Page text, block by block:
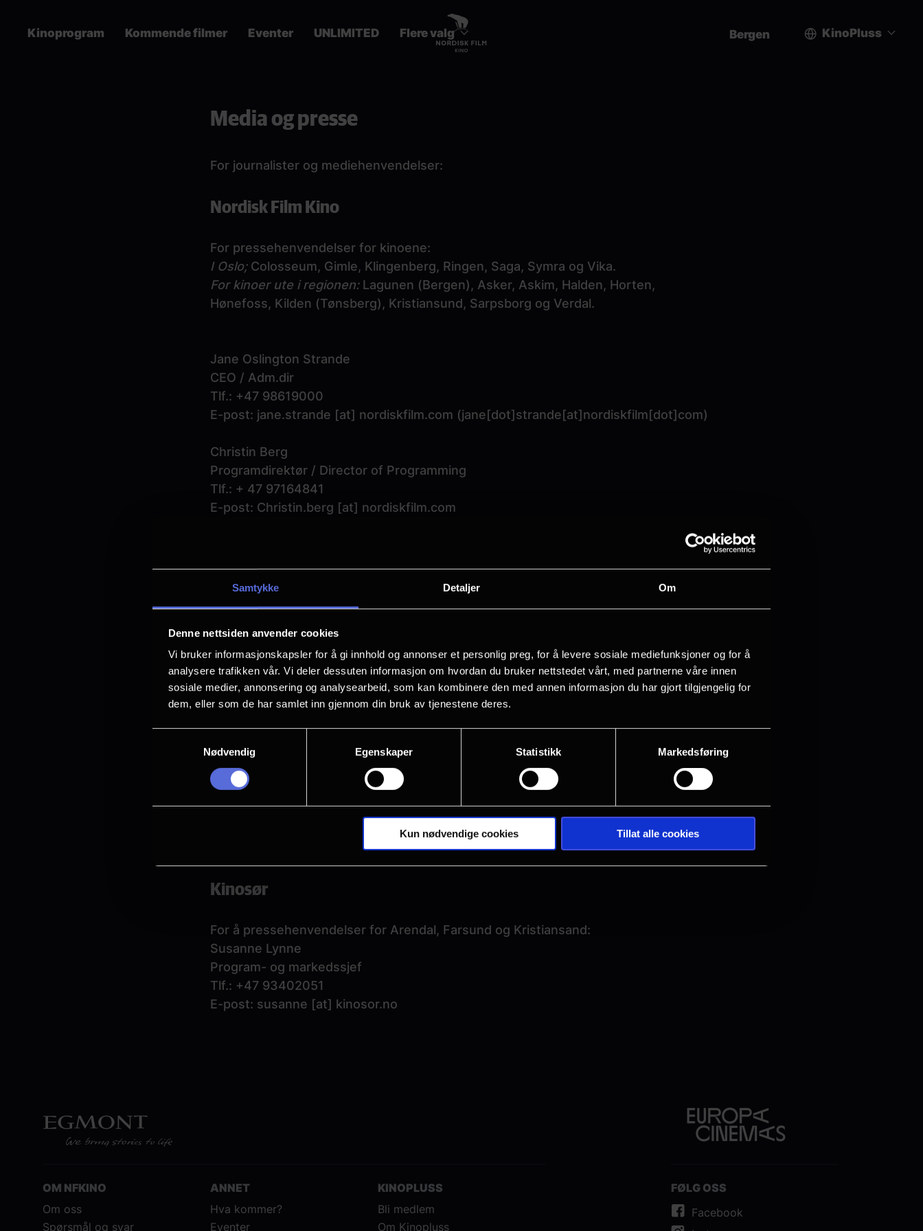
Samtykke Detaljer Om
Denne nettsiden anvender cookies
Vi bruker informasjonskapsler for å gi innhold og annonser et personlig preg, for å levere sosiale mediefunksjoner og for å
analysere trafikken vår. Vi deler dessuten informasjon om hvordan du bruker nettstedet vårt, med partnerne våre innen
sosiale medier, annonsering og analysearbeid, som kan kombinere den med annen informasjon du har gjort tilgjengelig for
dem, eller som de har samlet inn gjennom din bruk av tjenestene deres.
Nødvendig
Egenskaper Statistikk Markedsføring
Kun nødvendige cookies Tillat alle cookies
Kinoprogram Kommende filmer Eventer UNLIMITED Flere valg Bergen KinoPluss
Media og presse
For journalister og mediehenvendelser:
Nordisk Film Kino
For pressehenvendelser for kinoene:
I Oslo;Colosseum, Gimle, Klingenberg, Ringen, Saga, Symra og Vika.
For kinoer ute i regionen:Lagunen (Bergen), Asker, Askim, Halden, Horten,
Hønefoss, Kilden (Tønsberg), Kristiansund, Sarpsborg og Verdal.
Jane Oslington Strande
CEO / Adm.dir
Tlf.: +47 98619000
E-post: jane.strande [at] nordiskfilm.com (jane[dot]strande[at]nordiskfilm[dot]com)
Christin Berg
Programdirektør / Director of Programming
Tlf.: + 47 97164841
E-post: Christin.berg [at] nordiskfilm.com
Head of Content & SoMe
(haakon[dot]brataas[at]nordiskfilm[dot]com)
Drammen kino
For pressehenvendelser for Drammen:
Heidi Palm Sandberg
Adm. direktør
Tlf.: +4748217373
[at]nfkino.no
Kinosør
For å pressehenvendelser for Arendal, Farsund og Kristiansand:
Susanne Lynne
Program- og markedssjef
Tlf.: +47 93402051
E-post: susanne [at] kinosor.no
OM NFKINO
Om oss
Spørsmål og svar
ANNET
Hva kommer?
Eventer
KINOPLUSS
Bli medlem
Om Kinopluss
FØLG OSS
Facebook